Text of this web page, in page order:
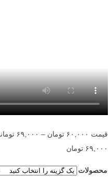
قیمت ۶۰,۰۰۰ تومان – ۶۹,۰۰۰ تومان
۶۹,۰۰۰ تومان
محصولات